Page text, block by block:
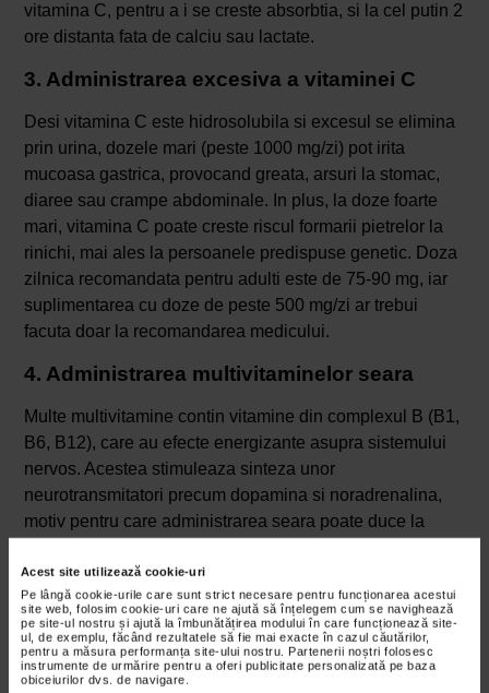
Acest site utilizează cookie-uri
Pe lângă cookie-urile care sunt strict necesare pentru funcționarea acestui
site web, folosim cookie-uri care ne ajută să înțelegem cum se navighează
pe site-ul nostru și ajută la îmbunătățirea modului în care funcționează site-
ul, de exemplu, făcând rezultatele să fie mai exacte în cazul căutărilor,
pentru a măsura performanța site-ului nostru. Partenerii noștri folosesc
instrumente de urmărire pentru a oferi publicitate personalizată pe baza
obiceiurilor dvs. de navigare.
vitamina C, pentru a i se creste absorbtia, si la cel putin 2
ore distanta fata de calciu sau lactate.
3. Administrarea excesiva a vitaminei C
Desi vitamina C este hidrosolubila si excesul se elimina
prin urina, dozele mari (peste 1000 mg/zi) pot irita
mucoasa gastrica, provocand greata, arsuri la stomac,
diaree sau crampe abdominale. In plus, la doze foarte
mari, vitamina C poate creste riscul formarii pietrelor la
rinichi, mai ales la persoanele predispuse genetic. Doza
zilnica recomandata pentru adulti este de 75-90 mg, iar
suplimentarea cu doze de peste 500 mg/zi ar trebui
facuta doar la recomandarea medicului.
4. Administrarea multivitaminelor seara
Multe multivitamine contin vitamine din complexul B (B1,
B6, B12), care au efecte energizante asupra sistemului
nervos. Acestea stimuleaza sinteza unor
neurotransmitatori precum dopamina si noradrenalina,
motiv pentru care administrarea seara poate duce la
ca multivitaminele sa fie luate dimineata sau la pranz,
niciodata inainte de culcare.
5. Combinarea suplimentelor fara consult
medical